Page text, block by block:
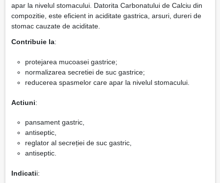
apar la nivelul stomacului. Datorita Carbonatului de Calciu din
compozitie, este eficient in aciditate gastrica, arsuri, dureri de
stomac cauzate de aciditate.
Contribuie la:
protejarea mucoasei gastrice;
normalizarea secretiei de suc gastrice;
reducerea spasmelor care apar la nivelul stomacului.
Actiuni:
pansament gastric,
antiseptic,
reglator al secreției de suc gastric,
antiseptic.
Indicatii: